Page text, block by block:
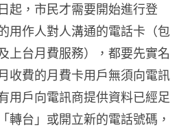
起，市民才需要開始進行登
用作人對人溝通的電話卡（包
上台月費服務），都要先實名
收費的月費卡用戶無須向電訊
用戶向電訊商提供資料已經足
轉台」或開立新的電話號碼，